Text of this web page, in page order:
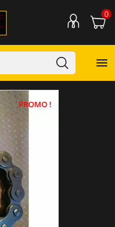
0

PROMO !